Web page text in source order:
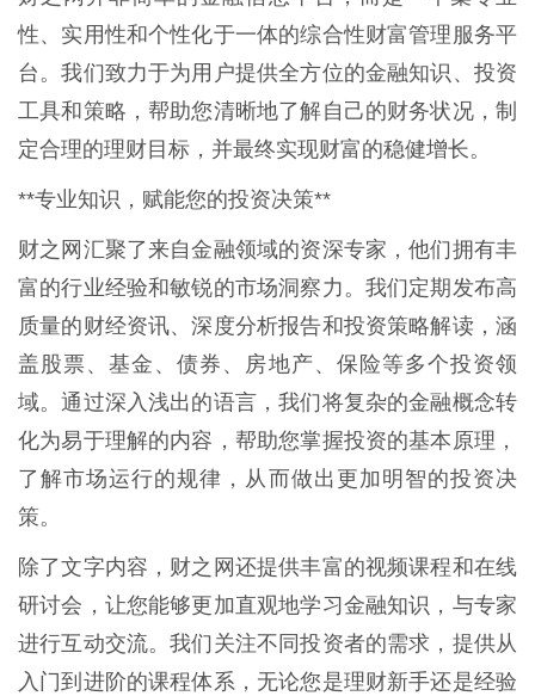
性、实用性和个性化于一体的综合性财富管理服务平
台。我们致力于为用户提供全方位的金融知识、投资
工具和策略，帮助您清晰地了解自己的财务状况，制
定合理的理财目标，并最终实现财富的稳健增长。
**专业知识，赋能您的投资决策**
财之网汇聚了来自金融领域的资深专家，他们拥有丰
富的行业经验和敏锐的市场洞察力。我们定期发布高
质量的财经资讯、深度分析报告和投资策略解读，涵
盖股票、基金、债券、房地产、保险等多个投资领
域。通过深入浅出的语言，我们将复杂的金融概念转
化为易于理解的内容，帮助您掌握投资的基本原理，
了解市场运行的规律，从而做出更加明智的投资决
策。
除了文字内容，财之网还提供丰富的视频课程和在线
研讨会，让您能够更加直观地学习金融知识，与专家
进行互动交流。我们关注不同投资者的需求，提供从
入门到进阶的课程体系，无论您是理财新手还是经验